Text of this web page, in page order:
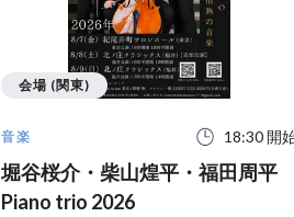
音楽 18:30 開
堀谷桜介・柴山煌平・福田周平
Piano trio 2026
会場 (関東)